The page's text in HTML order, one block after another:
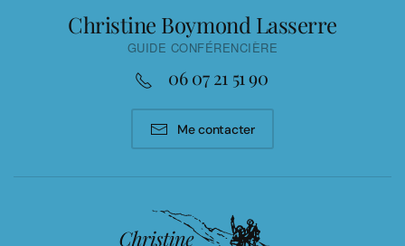
Christine Boymond Lasserre
GUIDE CONFÉRENCIÈRE
06 07 21 51 90
Me contacter